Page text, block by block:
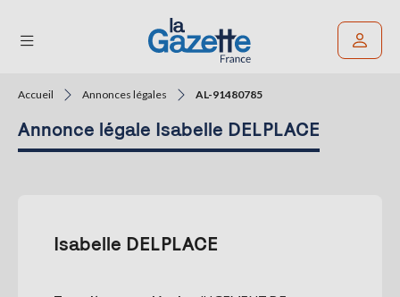
THÉMATIQUES
Accueil Annonces légales AL-91480785
Annonce légale Isabelle DELPLACE
Isabelle DELPLACE